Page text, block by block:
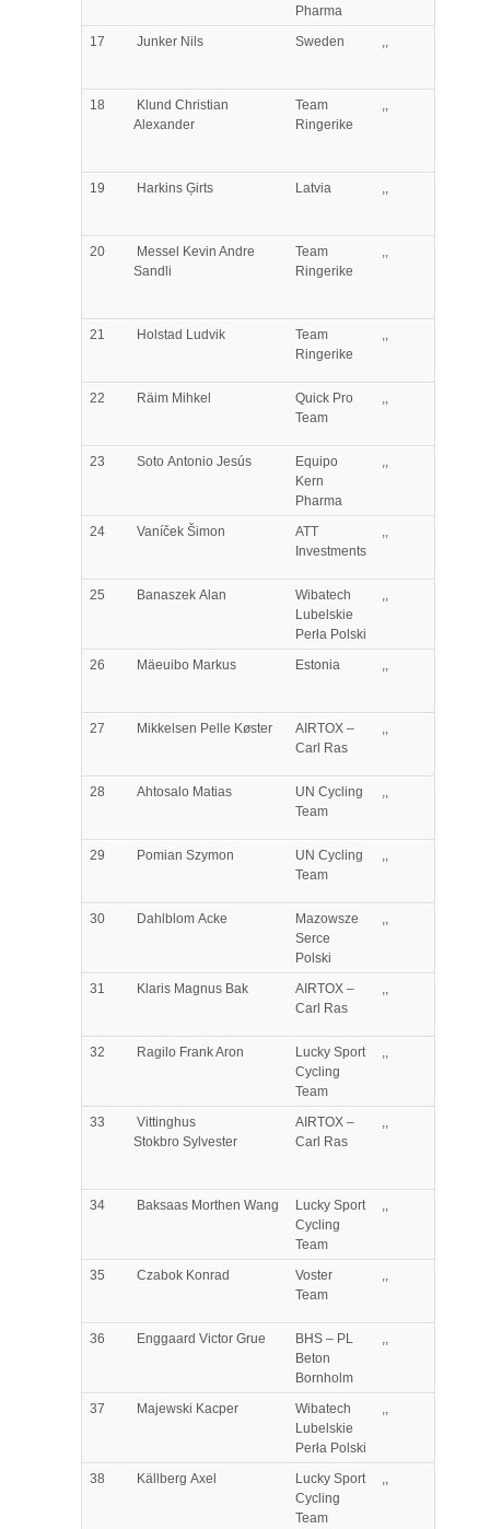
Pharma
17 Junker Nils Sweden ,,
18 Klund Christian
Alexander
Team
Ringerike
,,
19 Harkins Ģirts Latvia ,,
20 Messel
Kevin Andre
Sandli
Team
Ringerike
,,
21 Holstad Ludvik
Team
Ringerike
,,
22 Räim Mihkel
Quick Pro
Team
,,
23 Soto Antonio Jesús
Equipo
Kern
Pharma
,,
24 Vaníček Šimon
ATT
Investments
,,
25 Banaszek Alan
Wibatech
Lubelskie
Perła Polski
,,
26 Mäeuibo Markus Estonia ,,
27 Mikkelsen Pelle Køster
AIRTOX –
Carl Ras
,,
28 Ahtosalo Matias
UN Cycling
Team
,,
29 Pomian Szymon
UN Cycling
Team
,,
30 Dahlblom Acke
Mazowsze
Serce
Polski
,,
31 Klaris Magnus Bak
AIRTOX –
Carl Ras
,,
32 Ragilo Frank Aron
Lucky Sport
Cycling
Team
,,
33
Vittinghus
Stokbro Sylvester
AIRTOX –
Carl Ras
,,
34 Baksaas Morthen Wang
Lucky Sport
Cycling
Team
,,
35 Czabok Konrad
Voster
Team
,,
36 Enggaard Victor Grue
BHS – PL
Beton
Bornholm
,,
37 Majewski Kacper
Wibatech
Lubelskie
Perła Polski
,,
38 Källberg Axel
Lucky Sport
Cycling
Team
,,